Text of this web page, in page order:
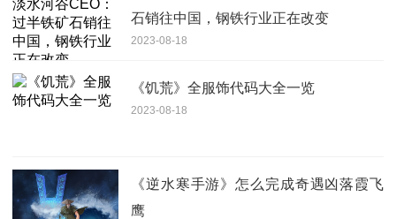
石销往中国，钢铁行业正在改变
2023-08-18
《饥荒》全服饰代码大全一览
2023-08-18
《逆水寒手游》怎么完成奇遇凶落霞飞
鹰